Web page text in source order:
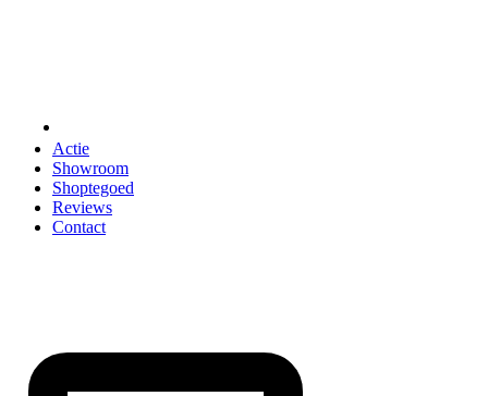
Actie
Showroom
Shoptegoed
Reviews
Contact